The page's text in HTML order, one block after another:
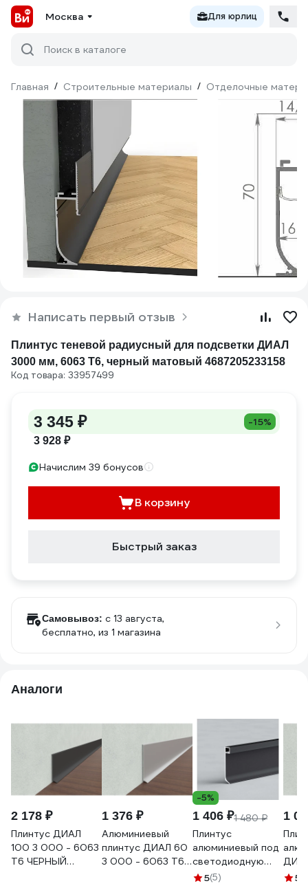
Москва Для юрлиц
Поиск в каталоге
Главная / Строительные материалы / Отделочные
Написать первый отзыв
Плинтус теневой радиусный для подсветки ДИАЛ
3000 мм, 6063 Т6, черный матовый 4687205233158
Код товара: 33957499
3 345 ₽ -15%
3 928 ₽
Начислим 39 бонусов
В корзину
Быстрый заказ
Самовывоз: c 13 августа,
бесплатно, из 1 магазина
Аналоги
2 178 ₽
Плинтус ДИАЛ
100 3 000 - 6063
Т6 ЧЕРНЫЙ
1 376 ₽
Алюминиевый
плинтус ДИАЛ 60
3 000 - 6063 Т6
-5%
1 406 ₽1 480 ₽
Плинтус
алюминиевый под
светодиодную
ленту РУССКИЙ
5(5)
1
5